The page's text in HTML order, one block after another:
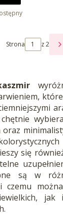
Strona z 2
oraz
się
są w
czemu
jak